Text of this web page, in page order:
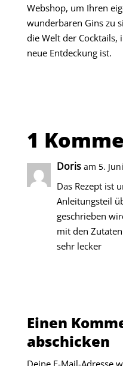
Webshop, um Ihren
wunderbaren Gins zu
die Welt der Cocktails,
neue Entdeckung ist.
1
Doris am 5.
Das Rezept ist
Anleitungsteil
geschrieben
mit den
sehr lecker
Einen
abschicken